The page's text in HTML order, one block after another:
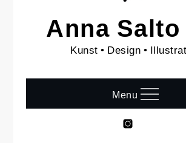
Anna
Kunst • Design •
Menu
Anna